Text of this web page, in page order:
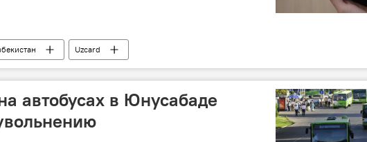
Uzcard
автобусах в Юнусабаде